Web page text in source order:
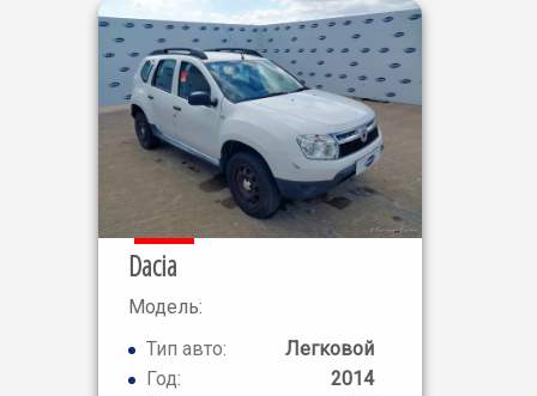
Dacia
Модель:
DUSTER
ACCESS
Тип авто:
Легковой
Год:
2014